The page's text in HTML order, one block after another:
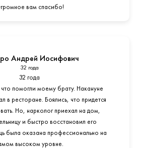
вам спасибо!
Андрей Иосифович
32 года
32 года
помогли моему брату. Накануне
в ресторане. Боялись, что придется
Но, нарколог приехал на дом,
и быстро восстановил его
была оказана профессионально на
высоком уровне.